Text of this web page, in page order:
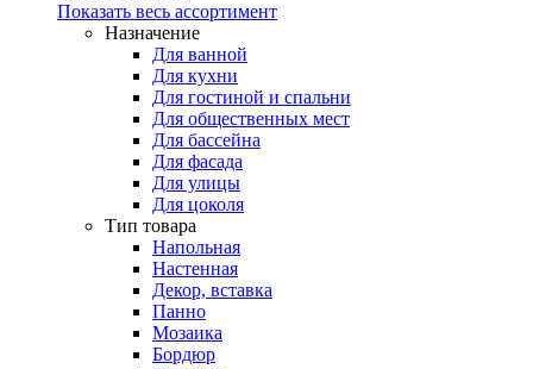
Показать весь ассортимент
Назначение
Для ванной
Для кухни
Для гостиной и спальни
Для общественных мест
Для бассейна
Для фасада
Для улицы
Для цоколя
Тип товара
Напольная
Настенная
Декор, вставка
Панно
Мозаика
Бордюр